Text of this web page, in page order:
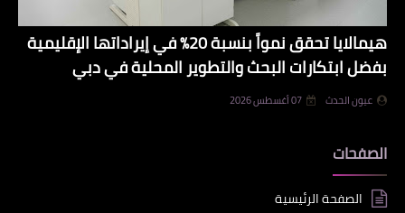
هيمالايا تحقق نمواً بنسبة 20% في إيراداتها الإقليمية
بفضل ابتكارات البحث والتطوير المحلية في دبي
عيون الحدث 07 أغسطس 2026
الصفحات
الصفحة الرئيسية